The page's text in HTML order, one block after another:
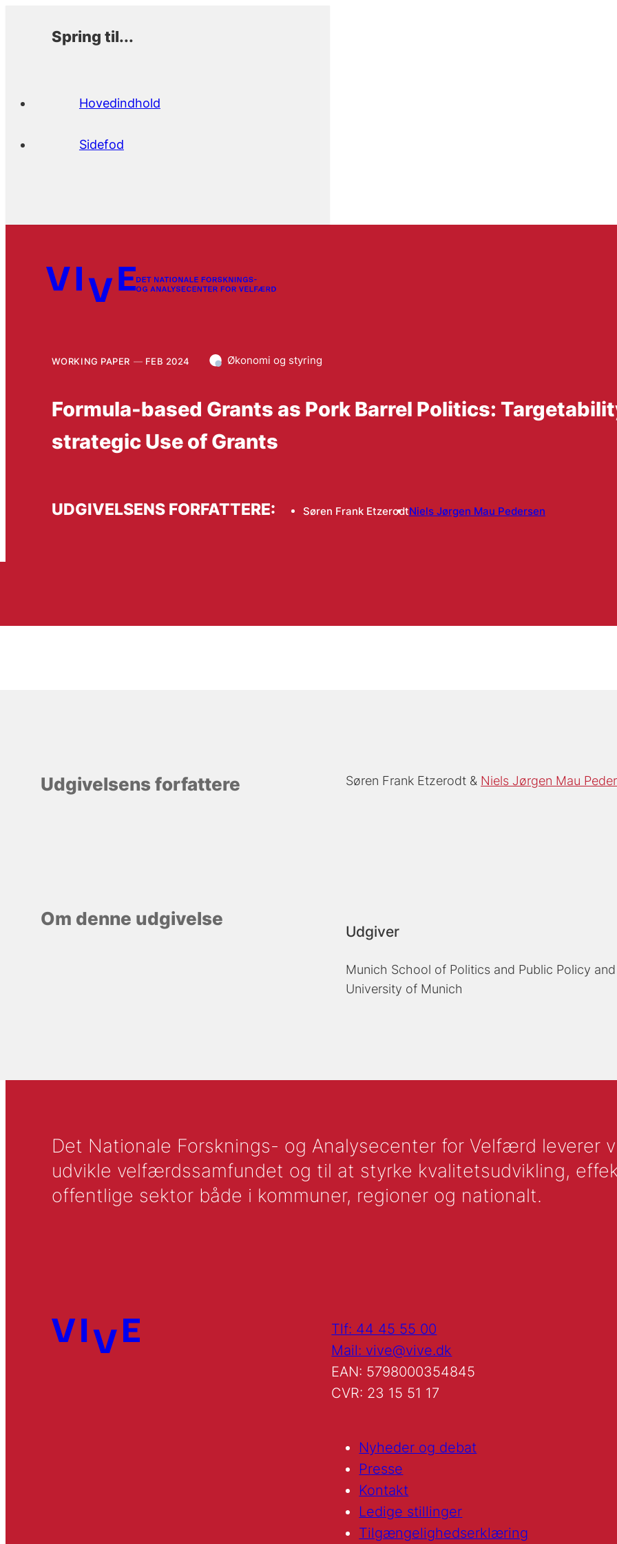
Spring til...
Hovedindhold
Sidefod
WORKING PAPER FEB 2024 Økonomi og styring
Formula-based Grants as Pork Barrel Politics:
strategic Use of Grants
UDGIVELSENS FORFATTERE: Søren Frank EtzerodtNiels Jørgen Mau Pedersen
Udgivelsens forfattere Søren Frank Etzerodt Niels Jørgen Mau
Om denne udgivelse
Udgiver
Munich School of Politics and Public Policy
University of Munich
Det Nationale Forsknings- og Analysecenter for Velfærd leverer
udvikle velfærdssamfundet og til at styrke kvalitetsudvikling,
offentlige sektor både i kommuner, regioner og nationalt.
Tlf: 44 45 55 00
Mail: vive@vive.dk
EAN: 5798000354845
CVR: 23 15 51 17
Nyheder og debat
Presse
Kontakt
Ledige stillinger
Tilgængelighedserklæring